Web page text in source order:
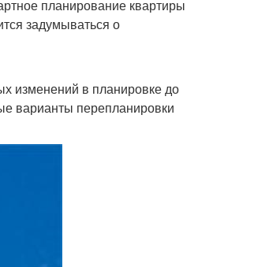
планирование квартиры
задумываться о
изменений в планировке до
варианты перепланировки